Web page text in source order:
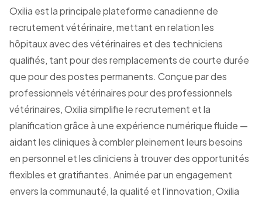
Oxilia est la principale plateforme canadienne de
recrutement vétérinaire, mettant en relation les
hôpitaux avec des vétérinaires et des techniciens
qualifiés, tant pour des remplacements de courte durée
que pour des postes permanents. Conçue par des
professionnels vétérinaires pour des professionnels
vétérinaires, Oxilia simplifie le recrutement et la
planification grâce à une expérience numérique fluide —
aidant les cliniques à combler pleinement leurs besoins
en personnel et les cliniciens à trouver des opportunités
flexibles et gratifiantes. Animée par un engagement
envers la communauté, la qualité et l'innovation, Oxilia